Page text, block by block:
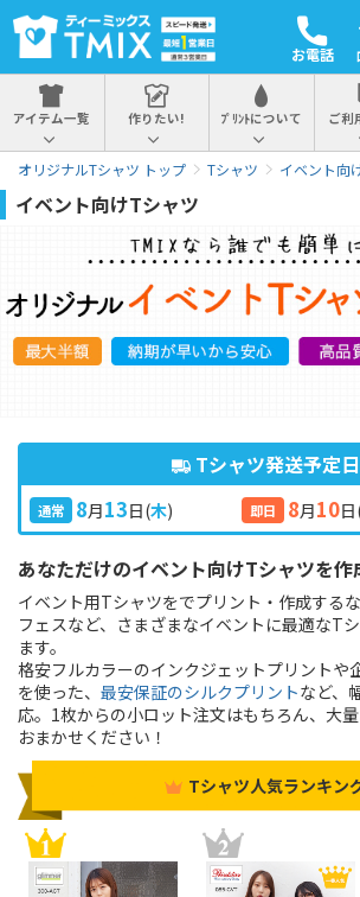
お電話
アイテム一覧 作りたい! ﾌﾟﾘﾝﾄについて ご利
オリジナルTシャツ トップ Tシャツ イベント向
イベント向けTシャツ
Tシャツ発送予定日
通常 8月13日(木) 即日 8月10日
あなただけのイベント向けTシャツを作
イベント用Tシャツをでプリント・作成する
フェスなど、さまざまなイベントに最適なT
ます。
格安フルカラーのインクジェットプリントや
を使った、 最安保証のシルクプリントなど、
応。1枚からの小ロット注文はもちろん、大
おまかせください！
Tシャツ人気ランキン